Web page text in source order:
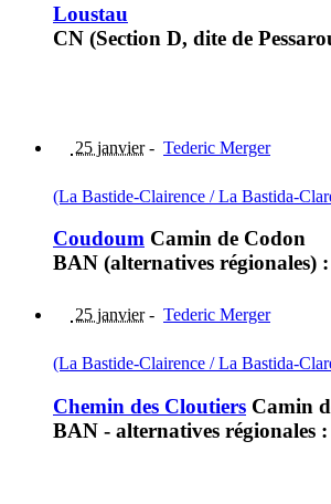
Loustau
CN (Section D, dite de
25 janvier- Tederic Merger
(La Bastide-Clairence / La Bastida-
Coudoum Camin de Codon
BAN (alternatives régionales)
25 janvier- Tederic Merger
(La Bastide-Clairence / La Bastida-
Chemin des Cloutiers Camin
BAN - alternatives régionales